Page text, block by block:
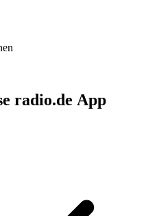
radio.de App